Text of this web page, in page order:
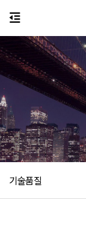
기술품질